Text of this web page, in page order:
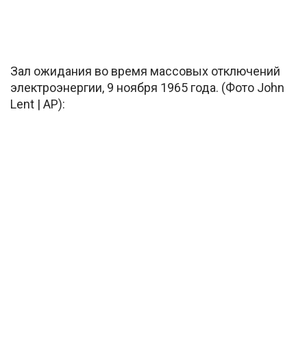
Зал ожидания во время массовых отключений
электроэнергии, 9 ноября 1965 года. (Фото John
Lent | AP):